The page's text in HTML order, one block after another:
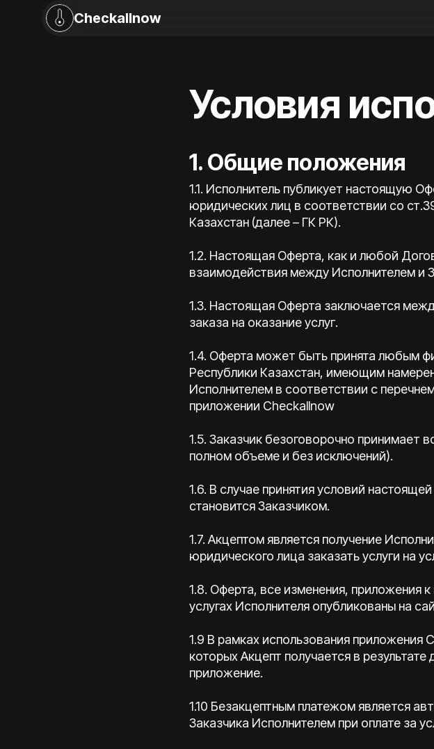
Checkallnow
Условия
1. Общие положения
1.1. Исполнитель публикует настоящую
юридических лиц в соответствии со
Казахстан (далее – ГК РК).
1.2. Настоящая Оферта, как и любой
взаимодействия между Исполнителем и
1.3. Настоящая Оферта заключается
заказа на оказание услуг.
1.4. Оферта может быть принята любым
Республики Казахстан, имеющим
Исполнителем в соответствии с
приложении Checkallnow
1.5. Заказчик безоговорочно принимает
полном объеме и без исключений).
1.6. В случае принятия условий
становится Заказчиком.
1.7. Акцептом является получение
юридического лица заказать услуги на
1.8. Оферта, все изменения, приложения
услугах Исполнителя опубликованы на
1.9 В рамках использования приложения
которых Акцепт получается в
приложение.
1.10 Безакцептным платежом является
Заказчика Исполнителем при оплате за